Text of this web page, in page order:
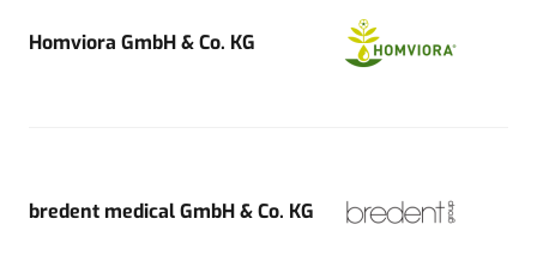
Homviora GmbH & Co. KG
bredent medical GmbH & Co. KG